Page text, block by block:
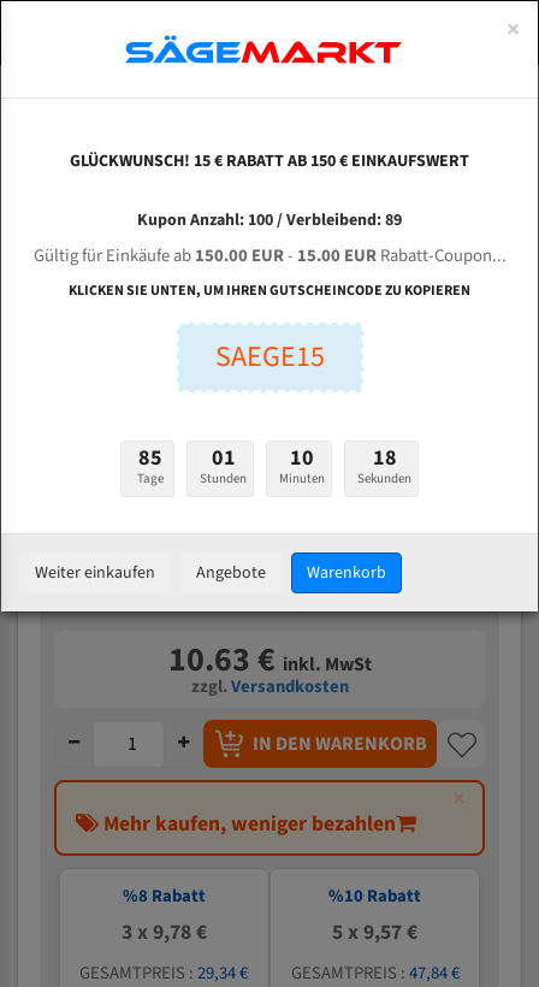
2100x10x0,50x6mm Hais MJ12 Spezialstahl
Bandsägeblatt zahnhart
23 Stück auf Lager
10.63 € inkl. MwSt
zzgl.Versandkosten
IN DEN WARENKORB
×
Mehr kaufen, weniger bezahlen
%8 Rabatt
3 x 9,78 €
GESAMTPREIS :29,34 €
%10 Rabatt
5 x 9,57 €
GESAMTPREIS :47,84 €
ABOUTS
ENGLISH
Bi-Metall Meterware
Fleischerei Bandsägeblätter
Bandmesser Glatt Meterware
Konvex Meterware
×
GLÜCKWUNSCH! 15 € RABATT AB 150 € EINKAUFSWERT
Kupon Anzahl: 100 / Verbleibend: 89
Gültig für Einkäufe ab150.00 EUR- 15.00 EURRabatt-Coupon...
KLICKEN SIE UNTEN, UM IHREN GUTSCHEINCODE ZU KOPIEREN
SAEGE15
85
Tage
01
Stunden
10
Minuten
17
Sekunden
Weiter einkaufen Angebote Warenkorb